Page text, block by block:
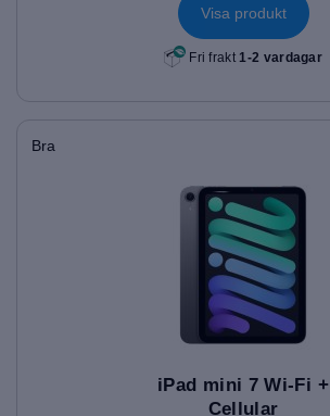
Visa produkt
Fri frakt1-2 vardagar
Bra
iPad mini 7 Wi-Fi +
Cellular